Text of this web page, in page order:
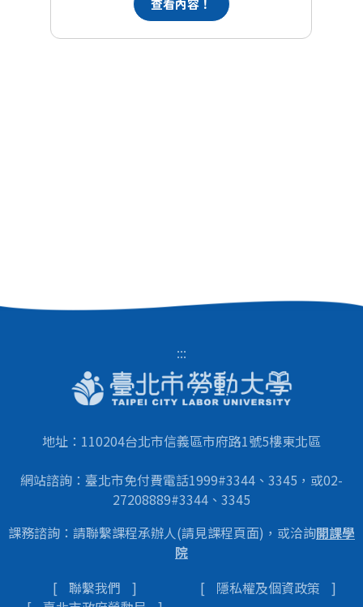
查看內容！
:::
地址：110204台北市信義區市府路1號5樓東北區
網站諮詢：臺北市免付費電話1999#3344、3345，或02-
27208889#3344、3345
課務諮詢：請聯繫課程承辦人(請見課程頁面)，或洽詢開課學
院
聯繫我們
隱私權及個資政策